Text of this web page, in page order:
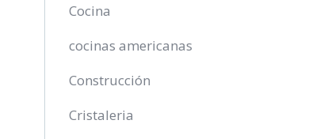
Cocina
cocinas americanas
Construcción
Cristaleria